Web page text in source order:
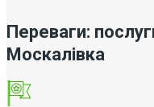
Переваги:
Москалівка